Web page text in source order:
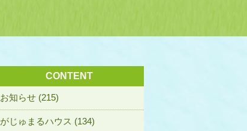
CONTENT
お知らせ (215)
がじゅまるハウス (134)